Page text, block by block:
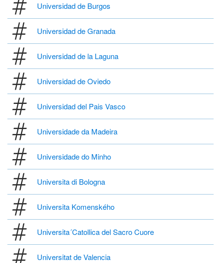
Universidad de Burgos
Universidad de Granada
Universidad de la Laguna
Universidad de Oviedo
Universidad del Pais Vasco
Universidade da Madeira
Universidade do Minho
Universita di Bologna
Universita Komenského
Universita´Catollica del Sacro Cuore
Universitat de Valencia